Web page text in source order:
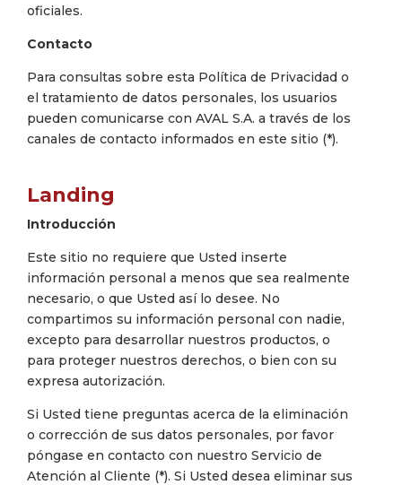
oficiales.
Contacto
Para consultas sobre esta Política de Privacidad o
el tratamiento de datos personales, los usuarios
pueden comunicarse con AVAL S.A. a través de los
canales de contacto informados en este sitio (*).
Landing
Introducción
Este sitio no requiere que Usted inserte
información personal a menos que sea realmente
necesario, o que Usted así lo desee. No
compartimos su información personal con nadie,
excepto para desarrollar nuestros productos, o
para proteger nuestros derechos, o bien con su
expresa autorización.
Si Usted tiene preguntas acerca de la eliminación
o corrección de sus datos personales, por favor
póngase en contacto con nuestro Servicio de
Atención al Cliente (*). Si Usted desea eliminar sus